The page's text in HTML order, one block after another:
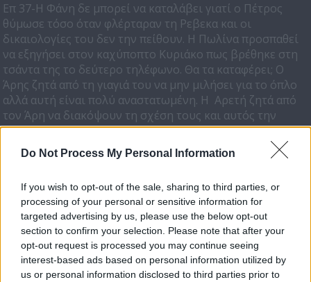
Do Not Process My Personal Information
If you wish to opt-out of the sale, sharing to third parties, or
processing of your personal or sensitive information for
targeted advertising by us, please use the below opt-out
section to confirm your selection. Please note that after your
opt-out request is processed you may continue seeing
interest-based ads based on personal information utilized by
us or personal information disclosed to third parties prior to
Επ 37-Η Φάνη δε μπορεί να καταλάβει γιατί ο Πέτρος
θύμωσε τόσο όταν φλέρταραν τη Ρεβεκα και οι
δικαιολογίες του δεν την πείθουν. Η Πωλίνα προσπαθεί
να εξηγήσει στον καχύποπτο Κυριάκο πως βρέθηκε στη
τσάντα της το δεύτερο τηλέφωνο. Θα τα καταφέρει; Ο
Άρης ζητά από τη γιαγιά του να μην μιλήσει για το όπλο
αλλά αυτή είναι πολύ αναστατωμένη. Η Αρετή ζητά από
τον Άρη να διακόψουν τη σχέση τους και αυτός την
απειλεί πως θα τα πει όλα στον Στέφανο!